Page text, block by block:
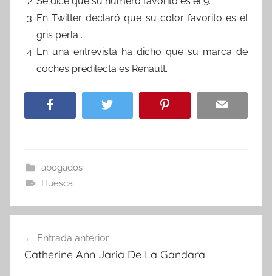
En Twitter declaró que su color favorito es el
gris perla .
En una entrevista ha dicho que su marca de
coches predilecta es Renault.
abogados
Huesca
de
Entrada anterior
Catherine Ann Jaria De La Gandara